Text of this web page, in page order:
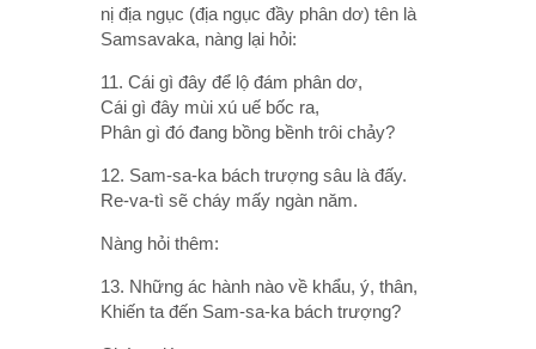
nị địa ngục (địa ngục đầy phân dơ) tên là
Samsavaka, nàng lại hỏi:
11. Cái gì đây để lộ đám phân dơ,
Cái gì đây mùi xú uế bốc ra,
Phân gì đó đang bồng bềnh trôi chảy?
12. Sam-sa-ka bách trượng sâu là đấy.
Re-va-tì sẽ cháy mấy ngàn năm.
Nàng hỏi thêm:
13. Những ác hành nào về khẩu, ý, thân,
Khiến ta đến Sam-sa-ka bách trượng?